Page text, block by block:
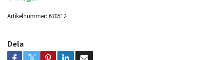
Artikelnummer: 670512
Dela